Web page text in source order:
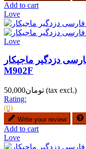
Add to cart
Love
Love
دزدگیر ماجیکار
M902F
تومان50,000 (tax excl.)
Rating:
(0)
Write your review
Add to cart
Love